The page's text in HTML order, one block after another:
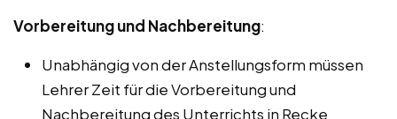
Vorbereitung und Nachbereitung:
Unabhängig von der Anstellungsform müssen
Lehrer Zeit für die Vorbereitung und
Nachbereitung des Unterrichts in Recke